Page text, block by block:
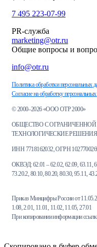
7 495 223-07-99
PR-служба
marketing@otr.ru
Общие вопросы и
info@otr.ru
Политика обработки персональных
Согласие на обработку
© 2000–2026 «ООО ОТР 2000»
ОБЩЕСТВО С
ТЕХНОЛОГИЧЕСКИЕ РЕШЕНИЯ
ИНН 7718162032, ОГРН
ОКВЭД: 62.01 – 62.02, 62.09, 63.11,
73.20.2, 80.10, 80.20, 80.30, 95.11,
Приказ Минцифры России от
1.08, 2.01, 11.01, 11.02, 11.05, 27.01
При копировании информации